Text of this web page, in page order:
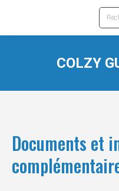
:
COLZY
Documents et